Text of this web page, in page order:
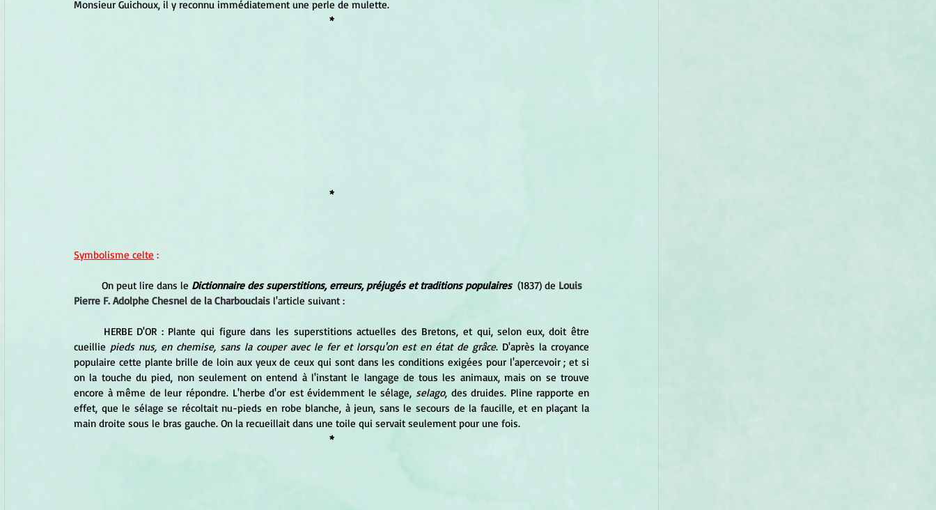
Monsieur Guichoux, il y reconnu immédiatement une perle de mulette.
*
*
Symbolisme celte :
	On peut lire dans le
Dictionnaire des superstitions, erreurs, préjugés et traditions populaires
  (1837) de
Louis
Pierre F. Adolphe Chesnel de la Charbouclais l'article suivant :
HERBE D'OR : Plante qui figure dans les superstitions actuelles des Bretons, et qui, selon eux, doit être
cueillie pieds nus, en chemise, sans la couper avec le fer et lorsqu'on est en état de grâce. D'après la croyance
populaire cette plante brille de loin aux yeux de ceux qui sont dans les conditions exigées pour l'apercevoir ; et si
on la touche du pied, non seulement on entend à l'instant le langage de tous les animaux, mais on se trouve
encore à même de leur répondre. L'herbe d'or est évidemment le sélage, selago, des druides. Pline rapporte en
effet, que le sélage se récoltait nu-pieds en robe blanche, à jeun, sans le secours de la faucille, et en plaçant la
main droite sous le bras gauche. On la recueillait dans une toile qui servait seulement pour une fois.
*